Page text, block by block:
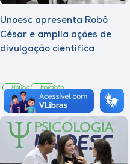
Unoesc apresenta Robô
César e amplia ações de
divulgação científica
Notícia Inovação